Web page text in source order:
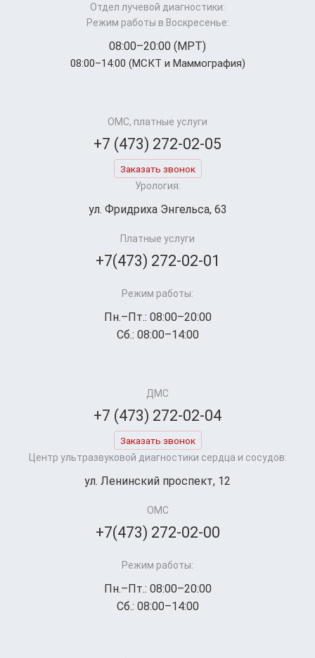
Отдел лучевой диагностики:
Режим работы в Воскресенье:
08:00–20:00 (МРТ)
08:00–14:00 (МСКТ и Маммография)
ОМС, платные услуги
+7 (473) 272-02-05
Заказать звонок
Урология:
ул. Фридриха Энгельса, 63
Платные услуги
+7(473) 272-02-01
Режим работы:
Пн.–Пт.: 08:00–20:00
Сб.: 08:00–14:00
ДМС
+7 (473) 272-02-04
Заказать звонок
Центр ультразвуковой диагностики сердца и сосудов:
ул. Ленинский проспект, 12
ОМС
+7(473) 272-02-00
Режим работы:
Пн.–Пт.: 08:00–20:00
Сб.: 08:00–14:00